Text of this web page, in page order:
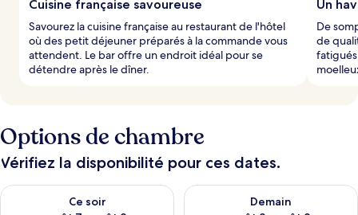
v
Cuisine française savoureuse
Savourez la cuisine française au restaurant de l'hôtel
où des petit déjeuner préparés à la commande vous
attendent. Le bar offre un endroit idéal pour se
détendre après le dîner.
Un
De
de
Options de chambre
Vérifiez la disponibilité pour ces dates.
Ce soir
Vérifier la disponibilité pour ce soir août 7 - août 8
Demain
Vérifier la disponibilité pour